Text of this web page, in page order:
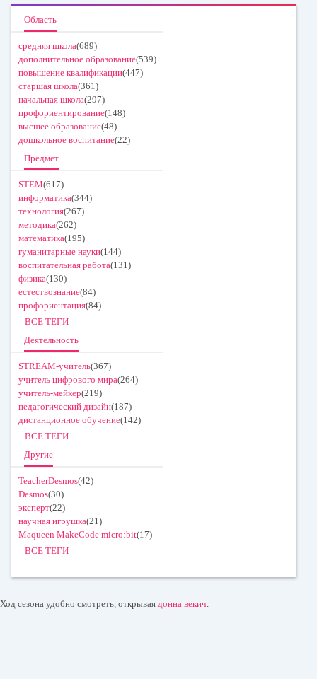
Область
средняя школа(689)
дополнительное образование(539)
повышение квалификации(447)
старшая школа(361)
начальная школа(297)
профориентирование(148)
высшее образование(48)
дошкольное воспитание(22)
Предмет
STEM(617)
информатика(344)
технология(267)
методика(262)
математика(195)
гуманитарные науки(144)
воспитательная работа(131)
физика(130)
естествознание(84)
профориентация(84)
ВСЕ ТЕГИ
Деятельность
STREAM-учитель(367)
учитель цифрового мира(264)
учитель-мейкер(219)
педагогический дизайн(187)
дистанционное обучение(142)
ВСЕ ТЕГИ
Другие
TeacherDesmos(42)
Desmos(30)
эксперт(22)
научная игрушка(21)
Maqueen MakeCode micro:bit(17)
ВСЕ ТЕГИ
Ход сезона удобно смотреть, открывая донна векич.